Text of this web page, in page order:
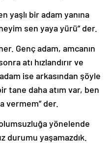
yaşlı bir adam yanına
sen yaya yürü” der.
Genç adam, amcanın
atı hızlandırır ve
ise arkasından şöyle
tane daha atım var, ben
vermem” der.
yönelende
durumu yaşamazdık.